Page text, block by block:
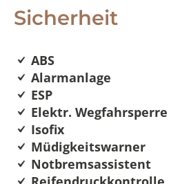
Sicherheit
ABS
Alarmanlage
ESP
Elektr. Wegfahrsperre
Isofix
Müdigkeitswarner
Notbremsassistent